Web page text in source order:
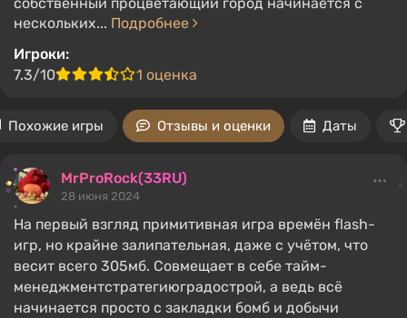
нескольких... Подробнее
Игроки:
7.3/10
1 оценка
Похожие игры Отзывы и оценки Даты
MrProRock(33RU)
28 июня 2024
На первый взгляд примитивная игра времён flash-
игр, но крайне залипательная, даже с учётом, что
весит всего 305мб. Совмещает в себе тайм-
менеджментстратегиюградострой, а ведь всё
начинается просто с закладки бомб и добычи